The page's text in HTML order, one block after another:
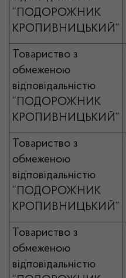
“ПОДОРОЖНИК
КРОПИВНИЦЬКИЙ”
Товариство з
обмеженою
відповідальністю
“ПОДОРОЖНИК
КРОПИВНИЦЬКИЙ”
Товариство з
обмеженою
відповідальністю
“ПОДОРОЖНИК
КРОПИВНИЦЬКИЙ”
Товариство з
обмеженою
відповідальністю